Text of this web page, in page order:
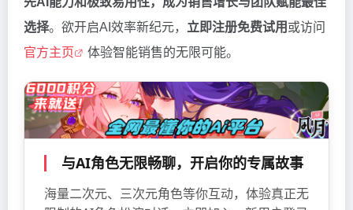
选择。欲开启AI效率新纪元， 立即注册免费试用 或访问
官方主页
体验智能销售的无限可能。
与AI角色无限畅聊，开启你的专属故事
海量二次元、三次元角色等你互动，体验真正无